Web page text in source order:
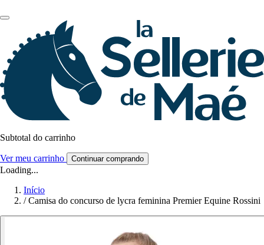
Subtotal do carrinho
Ver meu carrinho Continuar comprando
Loading...
Início
/ Camisa do concurso de lycra feminina Premier Equine Rossini